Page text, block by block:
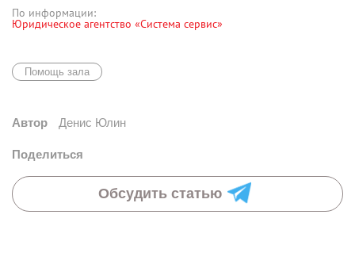
По информации:
Юридическое агентство «Система сервис»
Помощь зала
Автор Денис Юлин
Поделиться
Обсудить статью